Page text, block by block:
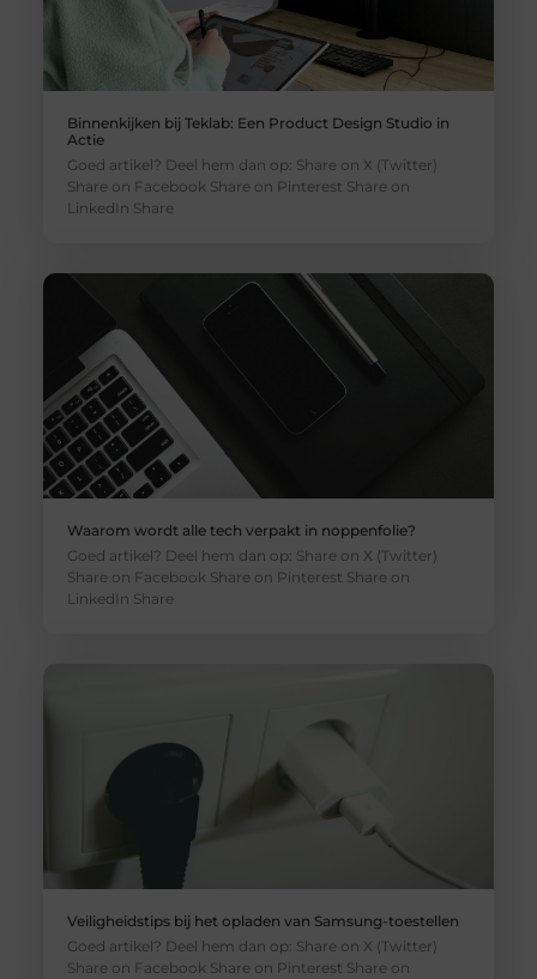
Binnenkijken bij Teklab: Een Product Design Studio in
Actie
Goed artikel? Deel hem dan op: Share on X (Twitter)
Share on Facebook Share on Pinterest Share on
LinkedIn Share
Waarom wordt alle tech verpakt in noppenfolie?
Goed artikel? Deel hem dan op: Share on X (Twitter)
Share on Facebook Share on Pinterest Share on
LinkedIn Share
Veiligheidstips bij het opladen van Samsung-toestellen
Goed artikel? Deel hem dan op: Share on X (Twitter)
Share on Facebook Share on Pinterest Share on